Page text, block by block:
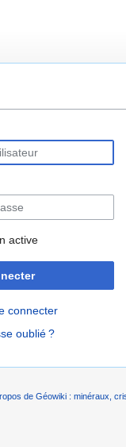
active
connecter
oublié ?
de Géowiki : minéraux,